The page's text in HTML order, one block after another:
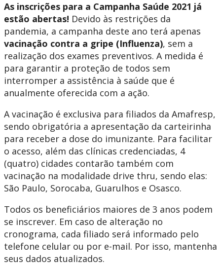
As inscrições para a Campanha Saúde 2021 já
estão abertas! Devido às restrições da
pandemia, a campanha deste ano terá apenas
vacinação contra a gripe (Influenza), sem a
realização dos exames preventivos. A medida é
para garantir a proteção de todos sem
interromper a assistência à saúde que é
anualmente oferecida com a ação.
A vacinação é exclusiva para filiados da Amafresp,
sendo obrigatória a apresentação da carteirinha
para receber a dose do imunizante. Para facilitar
o acesso, além das clínicas credenciadas, 4
(quatro) cidades contarão também com
vacinação na modalidade drive thru, sendo elas:
São Paulo, Sorocaba, Guarulhos e Osasco.
Todos os beneficiários maiores de 3 anos podem
se inscrever. Em caso de alteração no
cronograma, cada filiado será informado pelo
telefone celular ou por e-mail. Por isso, mantenha
seus dados atualizados.